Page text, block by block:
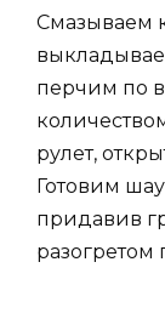
Смазываем
перчим по
рулет,
Готовим
придавив
разогретом